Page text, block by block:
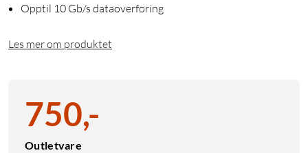
Opptil 10 Gb/s dataoverføring
Les mer om produktet
750,-
Outletvare